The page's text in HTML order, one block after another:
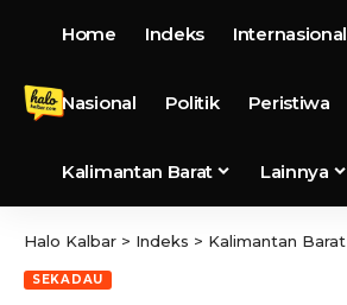
Home Indeks Internasional
Nasional Politik Peristiwa
Kalimantan Barat Lainnya
Halo Kalbar > Indeks > Kalimantan Barat
SEKADAU